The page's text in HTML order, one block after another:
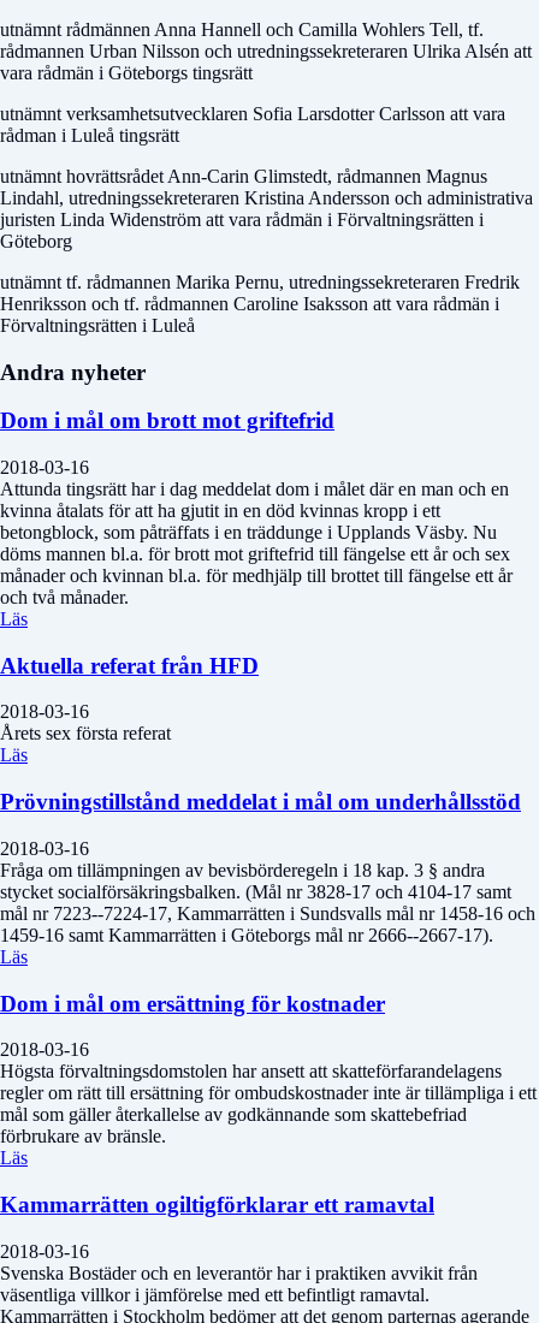
utnämnt rådmännen Anna Hannell och Camilla Wohlers Tell, tf.
rådmannen Urban Nilsson och utredningssekreteraren Ulrika Alsén att
vara rådmän i Göteborgs tingsrätt
utnämnt verksamhetsutvecklaren Sofia Larsdotter Carlsson att vara
rådman i Luleå tingsrätt
utnämnt hovrättsrådet Ann-Carin Glimstedt, rådmannen Magnus
Lindahl, utredningssekreteraren Kristina Andersson och administrativa
juristen Linda Widenström att vara rådmän i Förvaltningsrätten i
Göteborg
utnämnt tf. rådmannen Marika Pernu, utredningssekreteraren Fredrik
Henriksson och tf. rådmannen Caroline Isaksson att vara rådmän i
Förvaltningsrätten i Luleå
Andra nyheter
Dom i mål om brott mot griftefrid
2018-03-16
Attunda tingsrätt har i dag meddelat dom i målet där en man och en
kvinna åtalats för att ha gjutit in en död kvinnas kropp i ett
betongblock, som påträffats i en träddunge i Upplands Väsby. Nu
döms mannen bl.a. för brott mot griftefrid till fängelse ett år och sex
månader och kvinnan bl.a. för medhjälp till brottet till fängelse ett år
och två månader.
Läs
Aktuella referat från HFD
2018-03-16
Årets sex första referat
Läs
Prövningstillstånd meddelat i mål om underhållsstöd
2018-03-16
Fråga om tillämpningen av bevisbörderegeln i 18 kap. 3 § andra
stycket socialförsäkringsbalken. (Mål nr 3828-17 och 4104-17 samt
mål nr 7223--7224-17, Kammarrätten i Sundsvalls mål nr 1458-16 och
1459-16 samt Kammarrätten i Göteborgs mål nr 2666--2667-17).
Läs
Dom i mål om ersättning för kostnader
2018-03-16
Högsta förvaltningsdomstolen har ansett att skatteförfarandelagens
regler om rätt till ersättning för ombudskostnader inte är tillämpliga i ett
mål som gäller återkallelse av godkännande som skattebefriad
förbrukare av bränsle.
Läs
Kammarrätten ogiltigförklarar ett ramavtal
2018-03-16
Svenska Bostäder och en leverantör har i praktiken avvikit från
väsentliga villkor i jämförelse med ett befintligt ramavtal.
Kammarrätten i Stockholm bedömer att det genom parternas agerande